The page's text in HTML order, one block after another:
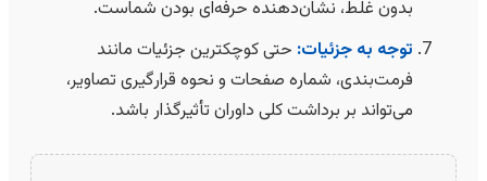
بدون غلط، نشان‌دهنده حرفه‌ای بودن شماست.
توجه به جزئیات: حتی کوچکترین جزئیات مانند
فرمت‌بندی، شماره صفحات و نحوه قرارگیری تصاویر،
می‌تواند بر برداشت کلی داوران تأثیرگذار باشد.